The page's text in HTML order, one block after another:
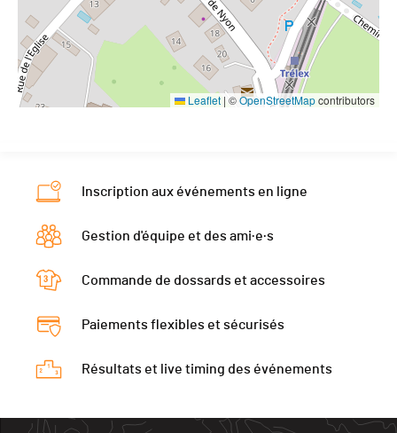
Leaflet | ©OpenStreetMapcontributors
Inscription aux événements en ligne
Gestion d'équipe et des ami·e·s
Commande de dossards et accessoires
Paiements flexibles et sécurisés
Résultats et live timing des événements